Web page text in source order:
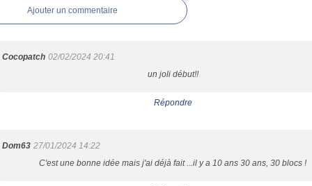
Ajouter un commentaire
Cocopatch 02/02/2024 20:41
un joli début!!
Répondre
Dom63 27/01/2024 14:22
C'est une bonne idée mais j'ai déjà fait ...il y a 10 ans 30 ans, 30 blocs !